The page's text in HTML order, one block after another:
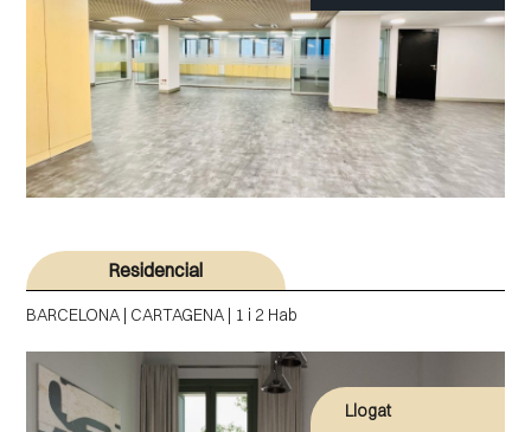
Residencial
BARCELONA | CARTAGENA | 1 i 2 Hab
Llogat